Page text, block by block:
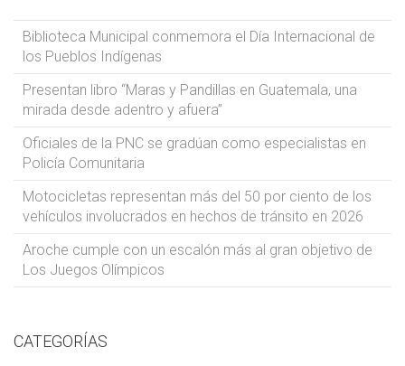
Biblioteca Municipal conmemora el Día Internacional de
los Pueblos Indígenas
Presentan libro “Maras y Pandillas en Guatemala, una
mirada desde adentro y afuera”
Oficiales de la PNC se gradúan como especialistas en
Policía Comunitaria
Motocicletas representan más del 50 por ciento de los
vehículos involucrados en hechos de tránsito en 2026
Aroche cumple con un escalón más al gran objetivo de
Los Juegos Olímpicos
CATEGORÍAS